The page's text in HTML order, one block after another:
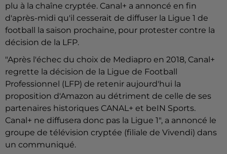
plu à la chaîne cryptée. Canal+ a annoncé en fin
d'après-midi qu'il cesserait de diffuser la Ligue 1 de
football la saison prochaine, pour protester contre la
décision de la LFP.
"Après l'échec du choix de Mediapro en 2018, Canal+
regrette la décision de la Ligue de Football
Professionnel (LFP) de retenir aujourd'hui la
proposition d'Amazon au détriment de celle de ses
partenaires historiques CANAL+ et beIN Sports.
Canal+ ne diffusera donc pas la Ligue 1", a annoncé le
groupe de télévision cryptée (filiale de Vivendi) dans
un communiqué.